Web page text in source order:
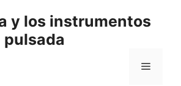
y los instrumentos
pulsada
Menú